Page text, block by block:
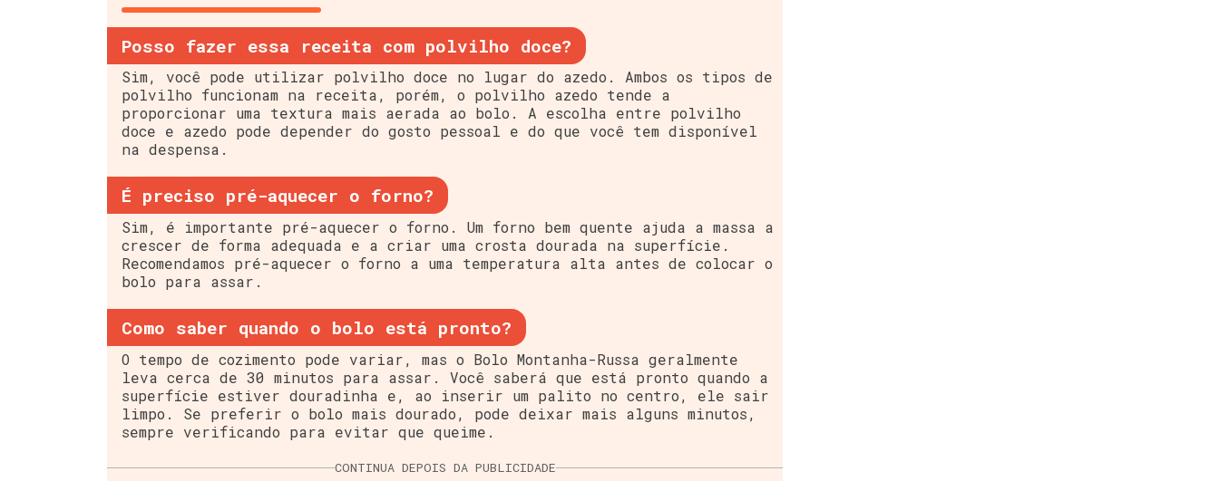
Posso fazer essa receita com polvilho doce?
Sim, você pode utilizar polvilho doce no lugar do azedo. Ambos os tipos de
polvilho funcionam na receita, porém, o polvilho azedo tende a
proporcionar uma textura mais aerada ao bolo. A escolha entre polvilho
doce e azedo pode depender do gosto pessoal e do que você tem disponível
na despensa.
É preciso pré-aquecer o forno?
Sim, é importante pré-aquecer o forno. Um forno bem quente ajuda a massa a
crescer de forma adequada e a criar uma crosta dourada na superfície.
Recomendamos pré-aquecer o forno a uma temperatura alta antes de colocar o
bolo para assar.
Como saber quando o bolo está pronto?
O tempo de cozimento pode variar, mas o Bolo Montanha-Russa geralmente
leva cerca de 30 minutos para assar. Você saberá que está pronto quando a
superfície estiver douradinha e, ao inserir um palito no centro, ele sair
limpo. Se preferir o bolo mais dourado, pode deixar mais alguns minutos,
sempre verificando para evitar que queime.
CONTINUA DEPOIS DA PUBLICIDADE